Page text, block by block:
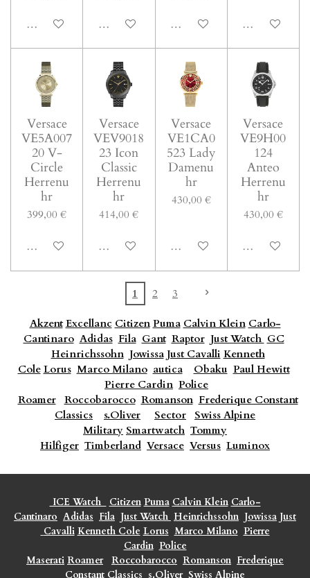
In den WarenkorbIn den WarenkorbIn den WarenkorbIn den
Versace
VE5A007
20 V-
Circle
Herrenu
hr
399,00 €
In den Warenkorb
Versace
VEV9018
23 Icon
Classic
Herrenu
hr
414,00 €
In den Warenkorb
Versace
VE1CA0
523 Lady
Damenu
hr
430,00 €
In den Warenkorb
Versace
VE9H00
124
Anteo
Herrenu
hr
430,00 €
In den
1 2 3
Akzent Excellanc Citizen Puma Calvin Klein Carlo-
Cantinaro Adidas Fila Gant Raptor Just Watch GC
Heinrichssohn Jowissa Just Cavalli Kenneth
Cole Lorus Marco Milano autica Obaku Paul Hewitt
Pierre Cardin Police
Roamer
Roccobarocco Romanson Frederique Constant
Classics
s.Oliver Sector
Swiss Alpine
Military Smartwatch Tommy
Hilfiger Timberland Versace Versus Luminox
ICE Watch Citizen Puma Calvin Klein Carlo-
Cantinaro Adidas Fila Just Watch Heinrichssohn Jowissa Just
Cavalli Kenneth Cole Lorus Marco Milano Pierre
Cardin Police
Maserati Roamer Roccobarocco Romanson Frederique
Constant Classics s.Oliver Swiss Alpine